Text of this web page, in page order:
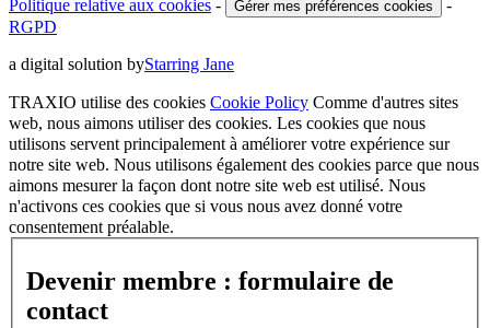
Politique relative aux cookies - Gérer mes préférences cookies
-
RGPD
a digital solution byStarring Jane
TRAXIO utilise des cookies Cookie Policy Comme d'autres sites
web, nous aimons utiliser des cookies. Les cookies que nous
utilisons servent principalement à améliorer votre expérience sur
notre site web. Nous utilisons également des cookies parce que nous
aimons mesurer la façon dont notre site web est utilisé. Nous
n'activons ces cookies que si vous nous avez donné votre
consentement préalable.
Devenir membre : formulaire de
contact